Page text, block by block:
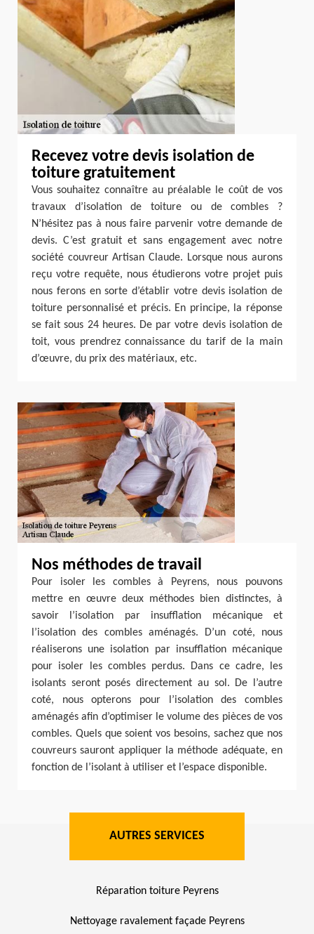
Recevez votre devis isolation de
toiture gratuitement
Vous souhaitez connaître au préalable le coût de vos
travaux d’isolation de toiture ou de combles ?
N’hésitez pas à nous faire parvenir votre demande de
devis. C’est gratuit et sans engagement avec notre
société couvreur Artisan Claude. Lorsque nous aurons
reçu votre requête, nous étudierons votre projet puis
nous ferons en sorte d’établir votre devis isolation de
toiture personnalisé et précis. En principe, la réponse
se fait sous 24 heures. De par votre devis isolation de
toit, vous prendrez connaissance du tarif de la main
d’œuvre, du prix des matériaux, etc.
Nos méthodes de travail
Pour isoler les combles à Peyrens, nous pouvons
mettre en œuvre deux méthodes bien distinctes, à
savoir l’isolation par insufflation mécanique et
l’isolation des combles aménagés. D’un coté, nous
réaliserons une isolation par insufflation mécanique
pour isoler les combles perdus. Dans ce cadre, les
isolants seront posés directement au sol. De l’autre
coté, nous opterons pour l’isolation des combles
aménagés afin d’optimiser le volume des pièces de vos
combles. Quels que soient vos besoins, sachez que nos
couvreurs sauront appliquer la méthode adéquate, en
fonction de l’isolant à utiliser et l’espace disponible.
AUTRES SERVICES
Réparation toiture Peyrens
Nettoyage ravalement façade Peyrens